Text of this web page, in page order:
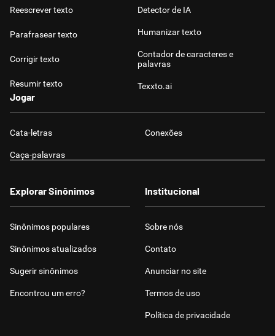
Reescrever texto
Parafrasear texto
Corrigir texto
Resumir texto
Detector de IA
Humanizar texto
Contador de caracteres e
palavras
Texxto.ai
Jogar
Cata-letras Conexões
Caça-palavras
Explorar Sinônimos
Sinônimos populares
Sinônimos atualizados
Sugerir sinônimos
Encontrou um erro?
Institucional
Sobre nós
Contato
Anunciar no site
Termos de uso
Política de privacidade